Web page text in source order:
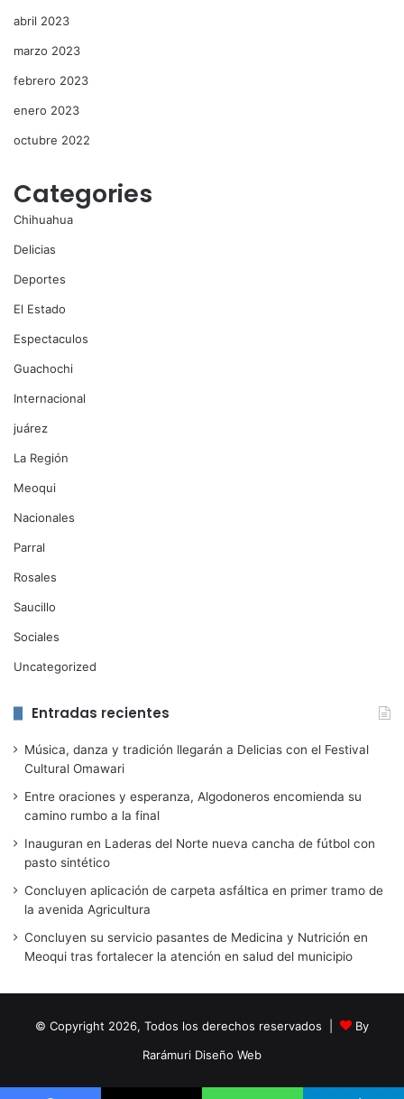
abril 2023
marzo 2023
febrero 2023
enero 2023
octubre 2022
Categories
Chihuahua
Delicias
Deportes
El Estado
Espectaculos
Guachochi
Internacional
juárez
La Región
Meoqui
Nacionales
Parral
Rosales
Saucillo
Sociales
Uncategorized
Entradas recientes
Música, danza y tradición llegarán a Delicias con el Festival
Cultural Omawari
Entre oraciones y esperanza, Algodoneros encomienda su
camino rumbo a la final
Inauguran en Laderas del Norte nueva cancha de fútbol con
pasto sintético
Concluyen aplicación de carpeta asfáltica en primer tramo de
la avenida Agricultura
Concluyen su servicio pasantes de Medicina y Nutrición en
Meoqui tras fortalecer la atención en salud del municipio
© Copyright 2026, Todos los derechos reservados |
By
Rarámuri Diseño Web